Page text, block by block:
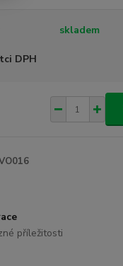
skladem
DPH
příležitosti